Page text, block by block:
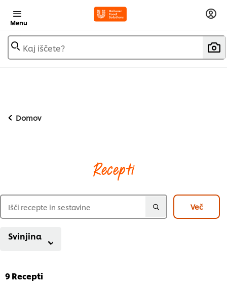
Menu
Kaj iščete?
Domov
Recepti
Več
Svinjina
9Recepti